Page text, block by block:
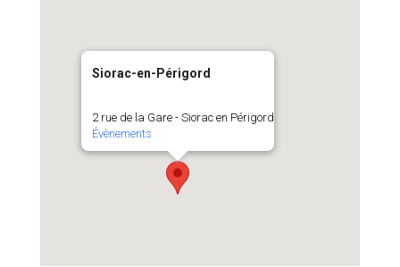
Siorac-en-Périgord
2 rue de la Gare - Siorac en Périgord
Évènements